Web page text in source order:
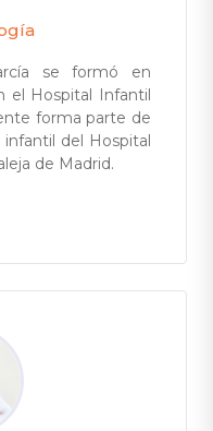
se formó en
el Hospital Infantil
forma parte de
del Hospital
de Madrid.